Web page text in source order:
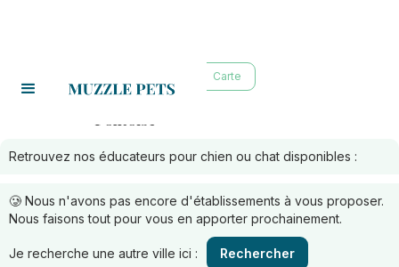
Carte
Retrouvez nos éducateurs pour chien ou chat disponibles :
🥲 Nous n'avons pas encore d'établissements à vous proposer.
Nous faisons tout pour vous en apporter prochainement.
Je recherche une autre ville ici : Rechercher